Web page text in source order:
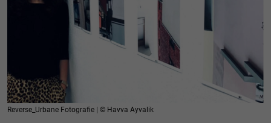
Reverse_Urbane Fotografie | © Havva Ayvalik